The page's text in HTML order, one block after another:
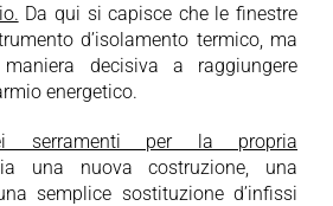
Da qui si capisce che le finestre
d’isolamento termico, ma
decisiva a raggiungere
energetico.
serramenti per la propria
una nuova costruzione, una
semplice sostituzione d’infissi